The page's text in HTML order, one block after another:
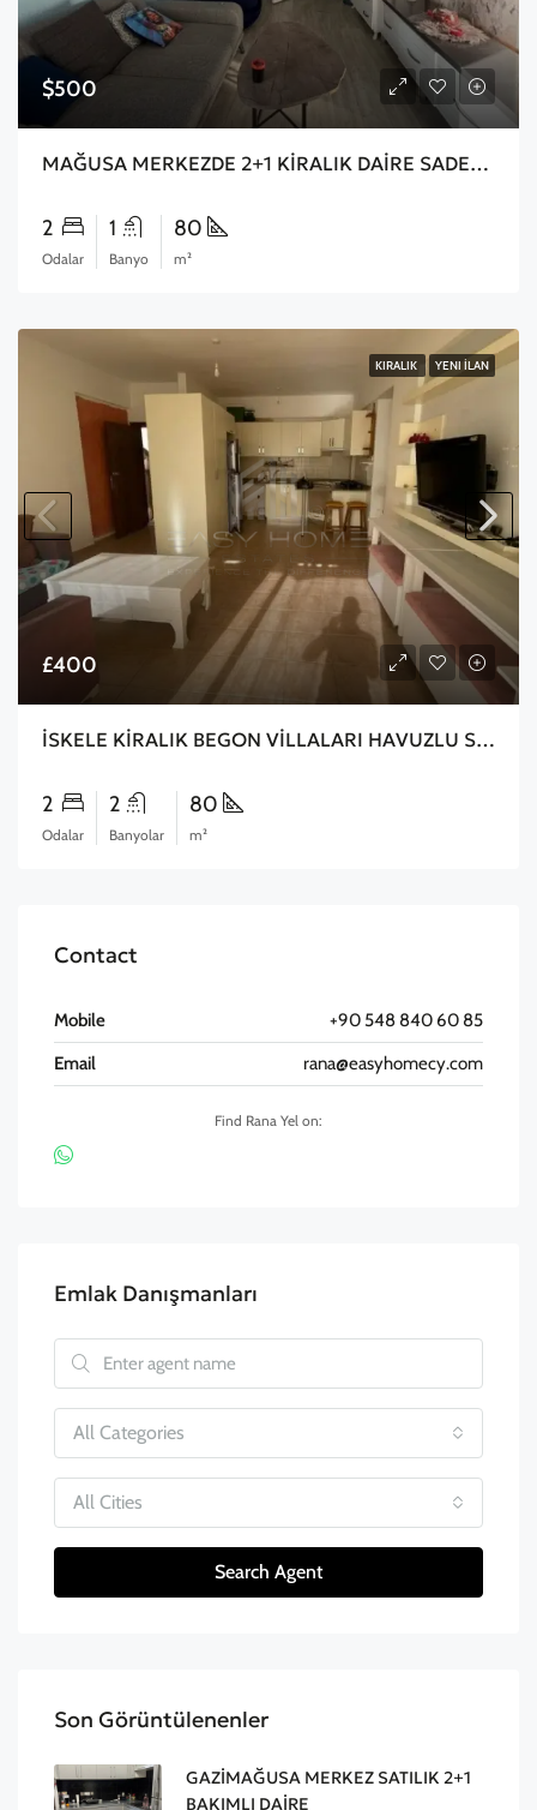
$500
MAĞUSA MERKEZDE 2+1 KİRALIK DAİRE SADECE 3 AYLIĞINA KİRALIKTIR TATİL İÇİN GELENLERE UYGUNDUR
2
Odalar
1
Banyo
80
m²
KIRALIK YENI İLAN
£400
İSKELE KİRALIK BEGON VİLLALARI HAVUZLU SİTE İÇERİSİNDE 2+1 DAİRE
2
Odalar
2
Banyolar
80
m²
Contact
Mobile
+90 548 840 60 85
Email
rana@easyhomecy.com
Find Rana Yel on:
Emlak Danışmanları
All Categories
All Cities
Search Agent
Son Görüntülenenler
GAZİMAĞUSA MERKEZ SATILIK 2+1
BAKIMLI DAİRE